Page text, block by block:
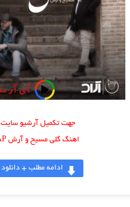
جهت تکمیل آرشیو سایت
اهنگ گلی مسیح و آرش AP
ادامه مطلب + دانلود